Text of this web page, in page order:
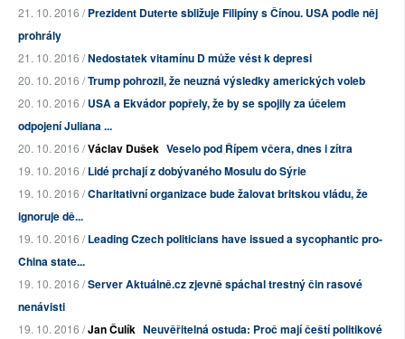
21. 10. 2016 /Prezident Duterte sbližuje Filipíny s Čínou. USA podle něj
prohrály
21. 10. 2016 /Nedostatek vitamínu D může vést k depresi
20. 10. 2016 /Trump pohrozil, že neuzná výsledky amerických voleb
20. 10. 2016 /USA a Ekvádor popřely, že by se spojily za účelem
odpojení Juliana ...
20. 10. 2016 /Václav Dušek Veselo pod Řípem včera, dnes i zítra
19. 10. 2016 /Lidé prchají z dobývaného Mosulu do Sýrie
19. 10. 2016 /Charitativní organizace bude žalovat britskou vládu, že
ignoruje dě...
19. 10. 2016 /Leading Czech politicians have issued a sycophantic pro-
China state...
19. 10. 2016 /Server Aktuálně.cz zjevně spáchal trestný čin rasové
nenávisti
19. 10. 2016 /Jan Čulík Neuvěřitelná ostuda: Proč mají čeští politikové